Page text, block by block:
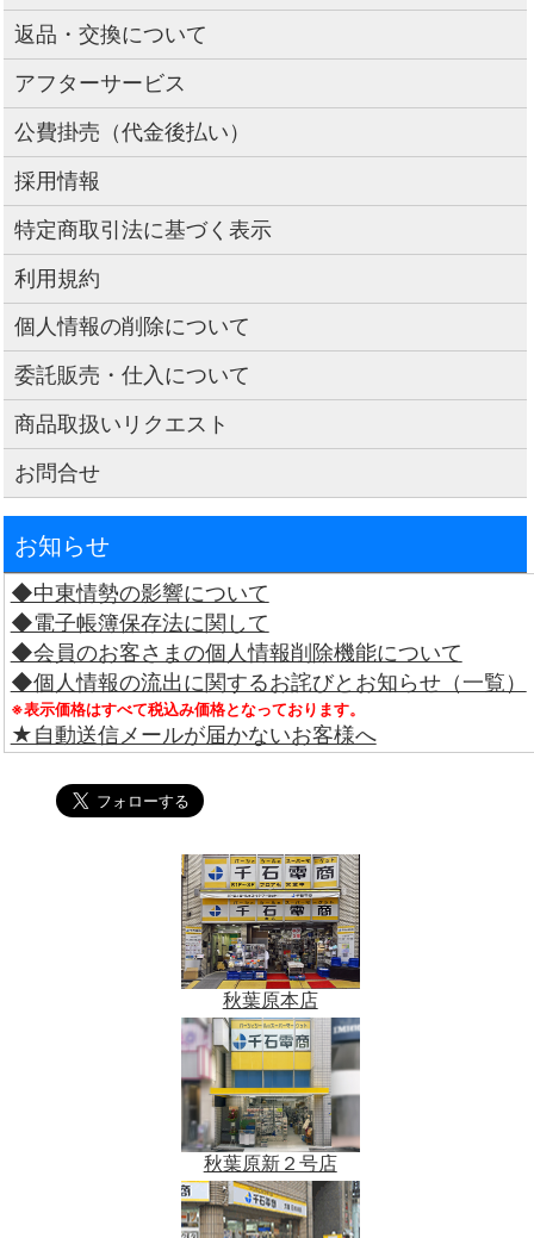
返品・交換について
アフターサービス
公費掛売（代金後払い）
採用情報
特定商取引法に基づく表示
利用規約
個人情報の削除について
委託販売・仕入について
商品取扱いリクエスト
お問合せ
お知らせ
◆中東情勢の影響について
◆電子帳簿保存法に関して
◆会員のお客さまの個人情報削除機能について
◆個人情報の流出に関するお詫びとお知らせ（一覧）
※表示価格はすべて税込み価格となっております。
★自動送信メールが届かないお客様へ
秋葉原本店
秋葉原新２号店